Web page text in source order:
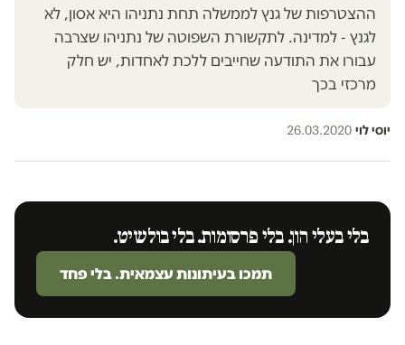
ההצטרפות של גנץ לממשלה תחת נתניהו היא אסון, לא
לגנץ - למדינה. לתקשורת השפוטה של נתניהו שצרבה
עבורו את התודעה שחייבים ללכת לאחדות, יש חלק
מרכזי בכך
יוסי לוי·
26.03.2020
בלי בעלי הון. בלי פרסומות. בלי בולשיט.
תמכו בעיתונות עצמאית. בלי פחד